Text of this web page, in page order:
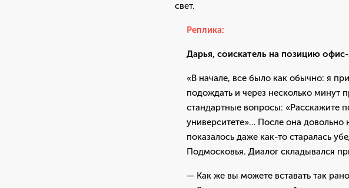
свет.
Реплика:
Дарья, соискатель на позицию
«В начале, все было как обычно: я
подождать и через несколько минут
стандартные вопросы: «Расскажите
университете»… После она довольно
показалось даже как-то старалась
Подмосковья. Диалог складывался
— Как же вы можете вставать так